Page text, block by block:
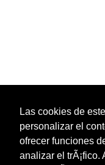
Las cookies de
personalizar el
ofrecer funciones
analizar el trÃ¡fico.